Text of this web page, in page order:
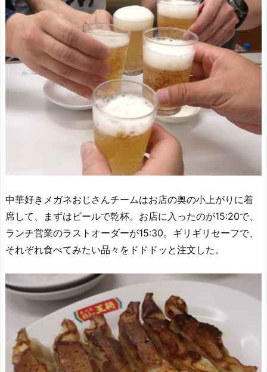
中華好きメガネおじさんチームはお店の奥の小上がりに着
席して、まずはビールで乾杯。お店に入ったのが15:20で、
ランチ営業のラストオーダーが15:30。ギリギリセーフで、
それぞれ食べてみたい品々をドドドッと注文した。